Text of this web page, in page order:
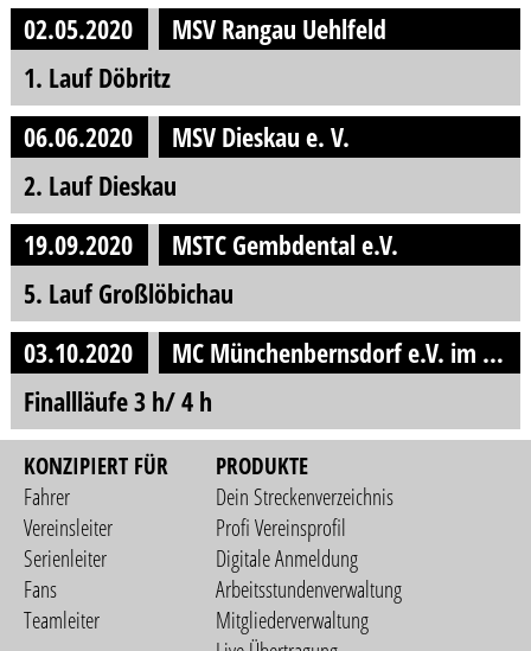
02.05.2020
MSV Rangau Uehlfeld
1. Lauf Döbritz
06.06.2020
MSV Dieskau e. V.
2. Lauf Dieskau
19.09.2020
MSTC Gembdental e.V.
5. Lauf Großlöbichau
03.10.2020
MC Münchenbernsdorf e.V. im ADAC
Finallläufe 3 h/ 4 h
KONZIPIERT FÜR
Fahrer
Vereinsleiter
Serienleiter
Fans
Teamleiter
PRODUKTE
Dein Streckenverzeichnis
Profi Vereinsprofil
Digitale Anmeldung
Arbeitsstundenverwaltung
Mitgliederverwaltung